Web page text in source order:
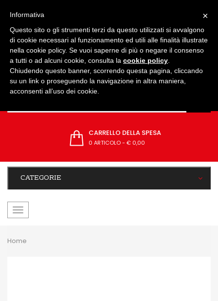
CARRELLO DELLA SPESA
0 ARTICOLO- € 0,00
CATEGORIE
navigazione
Home
×
Informativa
Questo sito o gli strumenti terzi da questo utilizzati si avvalgono
di cookie necessari al funzionamento ed utili alle finalità illustrate
nella cookie policy. Se vuoi saperne di più o negare il consenso
a tutti o ad alcuni cookie, consulta la cookie policy
Chiudendo questo banner, scorrendo questa pagina, cliccando
su un link o proseguendo la navigazione in altra maniera,
acconsenti all’uso dei cookie.